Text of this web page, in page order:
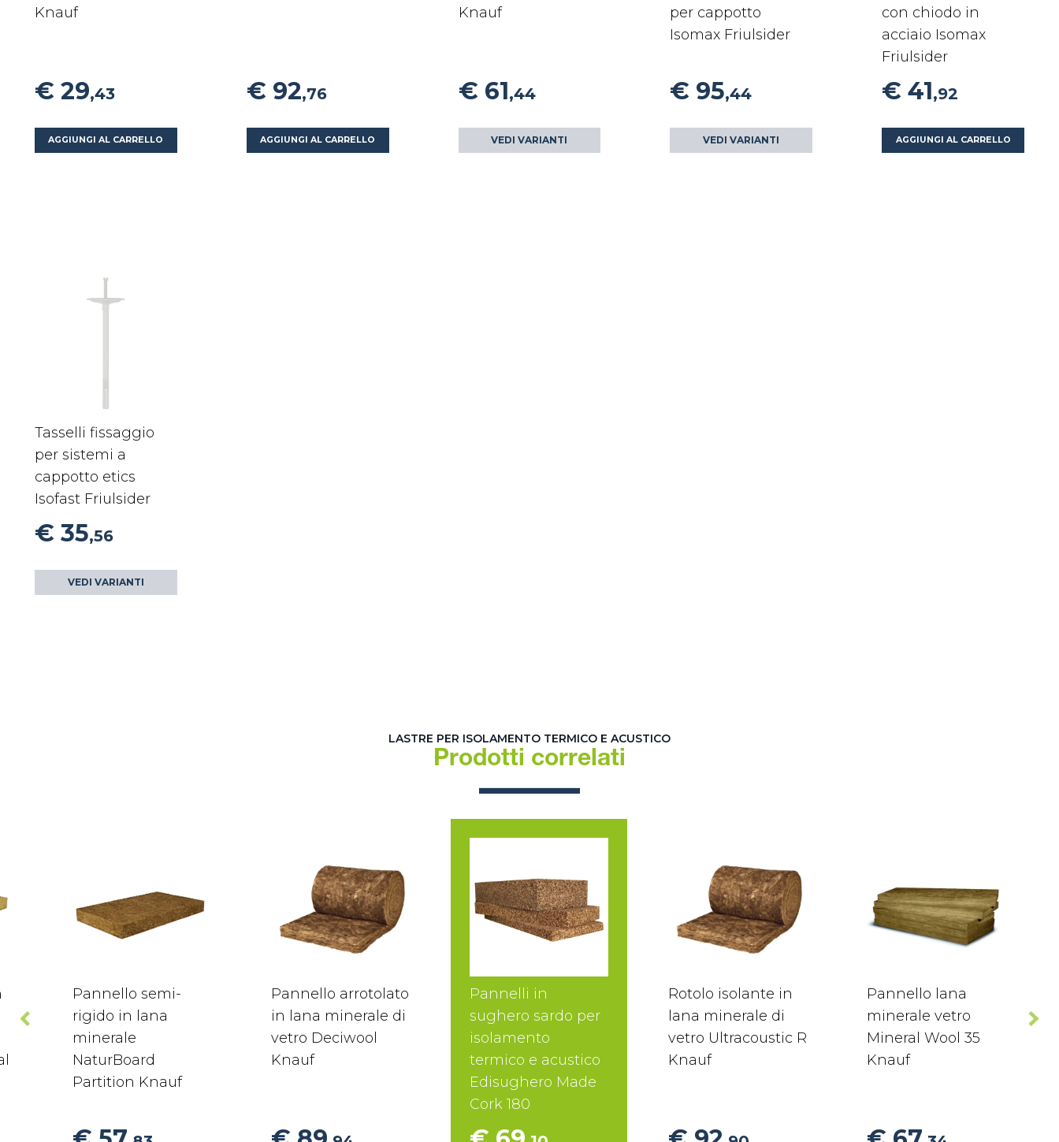
Knauf
€ 29,43
AGGIUNGI AL CARRELLO
€ 92,76
AGGIUNGI AL CARRELLO
Knauf
€ 61,44
VEDI VARIANTI
per cappotto
Isomax Friulsider
€ 95,44
VEDI VARIANTI
con chiodo in
acciaio Isomax
Friulsider
€ 41,92
AGGIUNGI AL CARRELLO
Tasselli fissaggio
per sistemi a
cappotto etics
Isofast Friulsider
€ 35,56
VEDI VARIANTI
LASTRE PER ISOLAMENTO TERMICO E ACUSTICO
Prodotti correlati
Pannello semi-
rigido in lana
minerale
NaturBoard
Partition Knauf
Pannello arrotolato
in lana minerale di
vetro Deciwool
Knauf
Pannelli in
sughero sardo per
isolamento
termico e acustico
Edisughero Made
Cork 180
Rotolo isolante in
lana minerale di
vetro Ultracoustic R
Knauf
Pannello lana
minerale vetro
Mineral Wool 35
Knauf